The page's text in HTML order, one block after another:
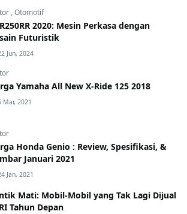
,Otomotif
2020: Mesin Perkasa dengan
Futuristik
Jun, 2024
Yamaha All New X-Ride 125 2018
Mar, 2021
Honda Genio : Review, Spesifikasi, &
Januari 2021
Jan, 2021
Mati: Mobil-Mobil yang Tak Lagi Dijual
Tahun Depan